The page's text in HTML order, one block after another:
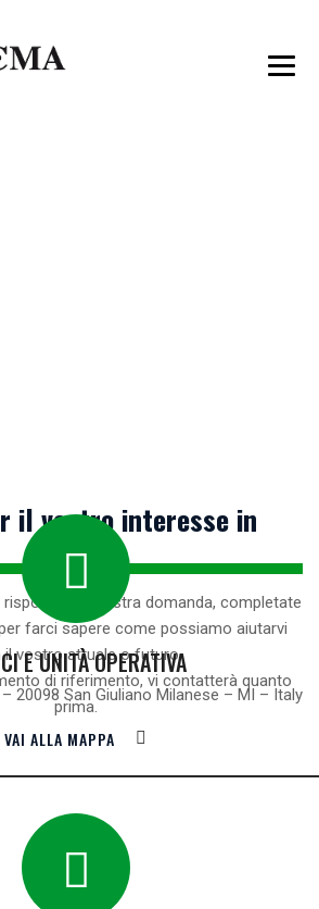
il vostro interesse in
TECMA.
alla vostra domanda, completate
farci sapere come possiamo aiutarvi
il vostro attuale o futuro
di riferimento, vi contatterà quanto
prima.
E UNITÀ OPERATIVA
20098 San Giuliano Milanese – MI – Italy
VAI ALLA MAPPA